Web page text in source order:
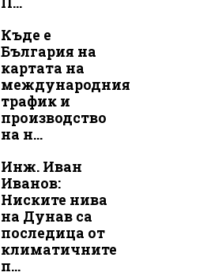
Къде е
България на
картата на
международния
трафик и
производство
на н...
Инж. Иван
Иванов:
Ниските нива
на Дунав са
последица от
климатичните
п...